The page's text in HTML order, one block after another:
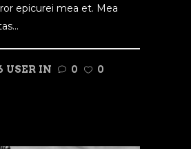
epicurei mea et. Mea
USER IN 0
0